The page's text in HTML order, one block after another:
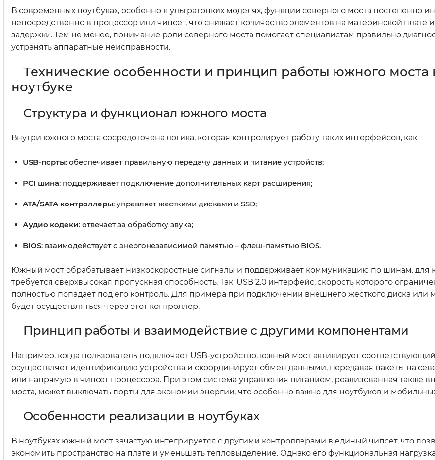
В современных ноутбуках, особенно в ультратонких моделях, функции северного моста постепенно
непосредственно в процессор или чипсет, что снижает количество элементов на материнской плате
задержки. Тем не менее, понимание роли северного моста помогает специалистам правильно
устранять аппаратные неисправности.
Технические особенности и принцип работы южного моста
ноутбуке
Структура и функционал южного моста
Внутри южного моста сосредоточена логика, которая контролирует работу таких интерфейсов, как:
USB-порты: обеспечивает правильную передачу данных и питание устройств;
PCI шина: поддерживает подключение дополнительных карт расширения;
ATA/SATA контроллеры: управляет жесткими дисками и SSD;
Аудио кодеки: отвечает за обработку звука;
BIOS: взаимодействует с энергонезависимой памятью – флеш-памятью BIOS.
Южный мост обрабатывает низкоскоростные сигналы и поддерживает коммуникацию по шинам, для
требуется сверхвысокая пропускная способность. Так, USB 2.0 интерфейс, скорость которого
полностью попадает под его контроль. Для примера при подключении внешнего жесткого диска или
будет осуществляться через этот контроллер.
Принцип работы и взаимодействие с другими компонентами
Например, когда пользователь подключает USB-устройство, южный мост активирует
осуществляет идентификацию устройства и скоординирует обмен данными, передавая пакеты на
или напрямую в чипсет процессора. При этом система управления питанием, реализованная также
моста, может выключать порты для экономии энергии, что особенно важно для ноутбуков и
Особенности реализации в ноутбуках
В ноутбуках южный мост зачастую интегрируется с другими контроллерами в единый чипсет, что
экономить пространство на плате и уменьшать тепловыделение. Однако его функциональная нагрузка